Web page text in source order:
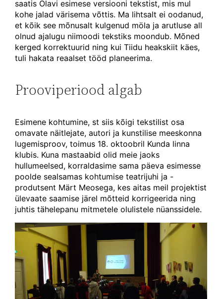
saatis Olavi esimese versiooni tekstist, mis mul
kohe jalad värisema võttis. Ma lihtsalt ei oodanud,
et kõik see mõnusalt kulgenud möla ja arutluse all
olnud ajalugu niimoodi tekstiks moondub. Mõned
kerged korrektuurid ning kui Tiidu heakskiit käes,
tuli hakata reaalset tööd planeerima.
Prooviperiood algab
Esimene kohtumine, st siis kõigi tekstilist osa
omavate näitlejate, autori ja kunstilise meeskonna
lugemisproov, toimus 18. oktoobril Kunda linna
klubis. Kuna mastaabid olid meie jaoks
hullumeelsed, korraldasime sama päeva esimesse
poolde sealsamas kohtumise teatrijuhi ja -
produtsent Märt Meosega, kes aitas meil projektist
ülevaate saamise järel mõtteid korrigeerida ning
juhtis tähelepanu mitmetele olulistele nüanssidele.